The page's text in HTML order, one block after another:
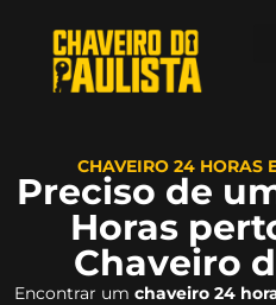
CHAVEIRO 24 HORAS
Preciso de
Horas
Chaveiro
Encontrar um chaveiro 24